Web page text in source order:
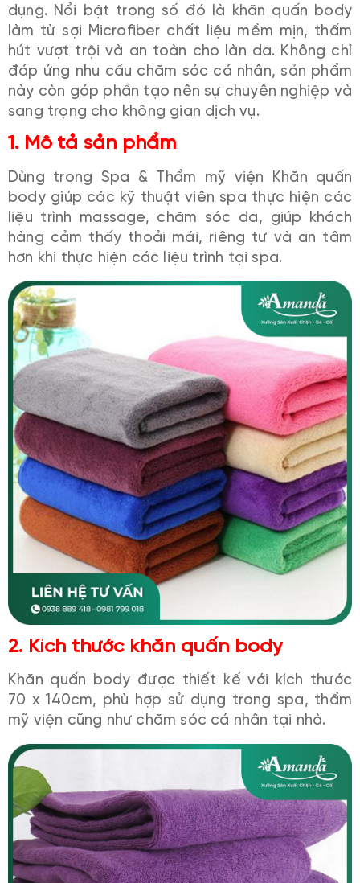
dụng. Nổi bật trong số đó là khăn quấn body
làm từ sợi Microfiber chất liệu mềm mịn, thấm
hút vượt trội và an toàn cho làn da. Không chỉ
đáp ứng nhu cầu chăm sóc cá nhân, sản phẩm
này còn góp phần tạo nên sự chuyên nghiệp và
sang trọng cho không gian dịch vụ.
1. Mô tả sản phẩm
Dùng trong Spa & Thẩm mỹ viện Khăn quấn
body giúp các kỹ thuật viên spa thực hiện các
liệu trình massage, chăm sóc da, giúp khách
hàng cảm thấy thoải mái, riêng tư và an tâm
hơn khi thực hiện các liệu trình tại spa.
2. Kích thước khăn quấn body
Khăn quấn body được thiết kế với kích thước
70 x 140cm, phù hợp sử dụng trong spa, thẩm
mỹ viện cũng như chăm sóc cá nhân tại nhà.